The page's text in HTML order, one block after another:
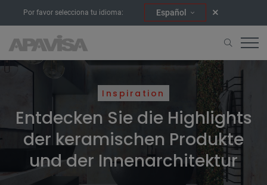
Por favor selecciona tu idioma: Español
Inspiration
Entdecken Sie die Highlights
der keramischen Produkte
und der Innenarchitektur